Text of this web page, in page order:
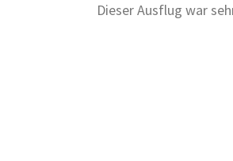
Dieser Ausflug war